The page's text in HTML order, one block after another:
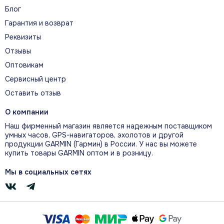
Solar
Черный
Fenix 7X
Sapphire
Fenix 7X
Solar
Титановый угольно-
Fenix 7X
Sapphire
Титановый черный
Коричневый
кожаный
Выгодные условия покупки и сервис
стоимость моделей в данной категории варьируется в
Блог
Гарантия и возврат
Реквизиты
Отзывы
Оптовикам
Сервисный центр
Оставить отзыв
О компании
Наш фирменный магазин является надежным поставщиком
умных часов, GPS-навигаторов, эхолотов и другой
продукции GARMIN (Гармин) в России. У нас вы можете
купить товары GARMIN оптом и в розницу.
Мы в социальных сетях